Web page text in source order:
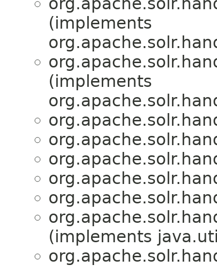
(implements
(implements
(implements